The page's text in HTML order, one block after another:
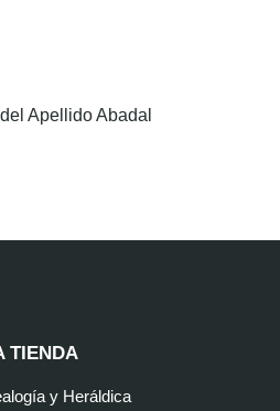
Apellido Abadal
TIENDA
y Heráldica